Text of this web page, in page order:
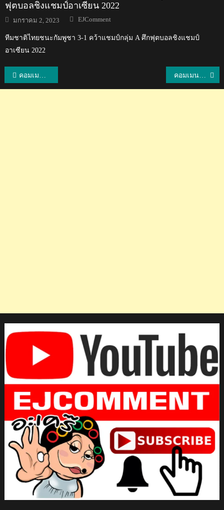
ฟุตบอลชิงแชมป์อาเซียน 2022
Posted
on
มกราคม 2, 2023 Author
EJComment
ทีมชาติไทยชนะกัมพูชา 3-1 คว้าแชมป์กลุ่ม A ศึกฟุตบอลชิงแชมป์
อาเซียน 2022
แนะแนว
คอมเมนต์ตุรกี-เวียด-ปินส์ หลังอัจฉราพรจะย้ายไปเล่นในลีกตุรกี คอมเมนต์ต่างชาติหลังโปรเมคว้าแชมป์รายการ Honda LPGA Thailand 2021